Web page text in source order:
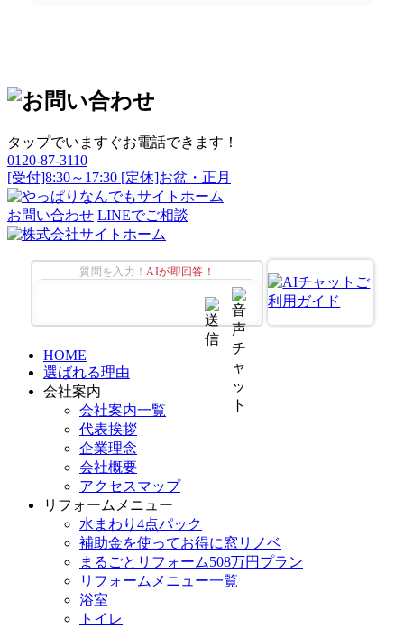
タップでいますぐお電話できます！
0120-87-3110
[受付]8:30～17:30 [定休]お盆・正月
お問い合わせ LINEでご相談
質問を入力！AIが即回答！
HOME
選ばれる理由
会社案内
会社案内一覧
代表挨拶
企業理念
会社概要
アクセスマップ
リフォームメニュー
水まわり4点パック
補助金を使ってお得に窓リノベ
まるごとリフォーム508万円プラン
リフォームメニュー一覧
浴室
トイレ